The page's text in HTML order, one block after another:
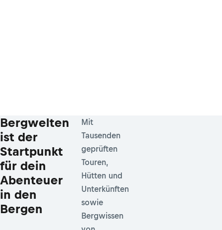
Bergwelten
ist der
Startpunkt
für dein
Abenteuer
in den
Bergen
Mit
Tausenden
geprüften
Touren,
Hütten und
Unterkünften
sowie
Bergwissen